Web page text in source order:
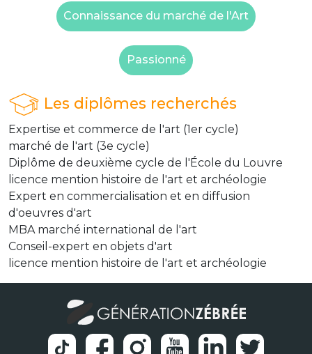
Connaissance du marché de l'Art
Passionné
Les diplômes recherchés
Expertise et commerce de l'art (1er cycle)
marché de l'art (3e cycle)
Diplôme de deuxième cycle de l'École du Louvre
licence mention histoire de l'art et archéologie
Expert en commercialisation et en diffusion
d'oeuvres d'art
MBA marché international de l'art
Conseil-expert en objets d'art
licence mention histoire de l'art et archéologie